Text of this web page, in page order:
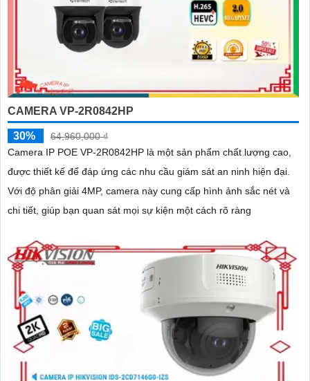
CAMERA VP-2R0842HP
30%
64,960,000 ₫
Camera IP POE VP-2R0842HP là một sản phẩm chất lượng cao,
được thiết kế để đáp ứng các nhu cầu giám sát an ninh hiện đại.
Với độ phân giải 4MP, camera này cung cấp hình ảnh sắc nét và
chi tiết, giúp bạn quan sát mọi sự kiện một cách rõ ràng